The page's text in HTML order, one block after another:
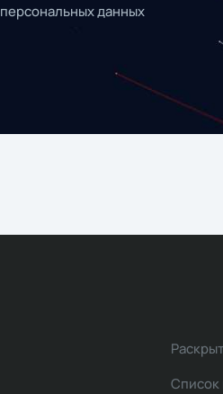
персональных данных
Список